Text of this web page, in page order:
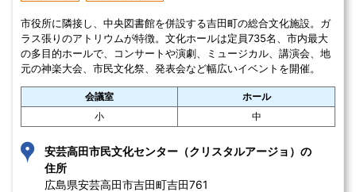
市役所に隣接し、中央図書館を併設する吉田町の総合文化施設。ガ
ラス張りのアトリウムが特徴。文化ホールは定員735名、市内最大
の多目的ホールで、コンサートや演劇、ミュージカル、講演会、地
元の神楽大会、市民文化祭、発表会など幅広いイベントを開催。
会議室
ホール
小
中
安芸高田市民文化センター（クリスタルアージョ）の
住所
広島県安芸高田市吉田町吉田761